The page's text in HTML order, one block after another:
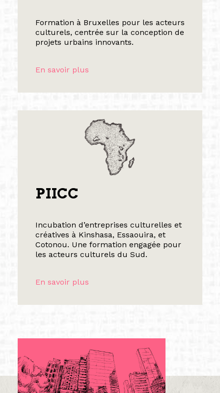
Formation à Bruxelles pour les acteurs
culturels, centrée sur la conception de
projets urbains innovants.
En savoir plus
PIICC
Incubation d’entreprises culturelles et
créatives à Kinshasa, Essaouira, et
Cotonou. Une formation engagée pour
les acteurs culturels du Sud.
En savoir plus